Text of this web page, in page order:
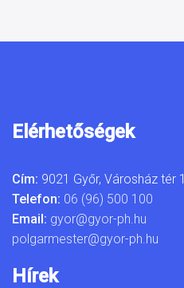
Elérhetőségek
Cím: 9021 Győr, Városház tér 1.
Telefon: 06 (96) 500 100
Email: gyor@gyor-ph.hu
polgarmester@gyor-ph.hu
Hírek